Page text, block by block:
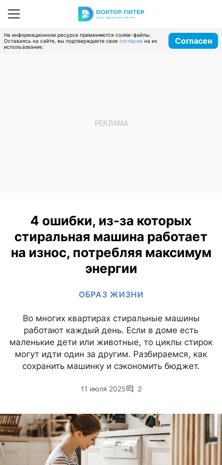
На информационном ресурсе применяются cookie-файлы.
Оставаясь на сайте, вы подтверждаете свое согласие на их
использование.
Согласен
4 ошибки, из-за которых
стиральная машина работает
на износ, потребляя максимум
энергии
ОБРАЗ ЖИЗНИ
Во многих квартирах стиральные машины
работают каждый день. Если в доме есть
маленькие дети или животные, то циклы стирок
могут идти один за другим. Разбираемся, как
сохранить машинку и сэкономить бюджет.
11 июля 2025 2